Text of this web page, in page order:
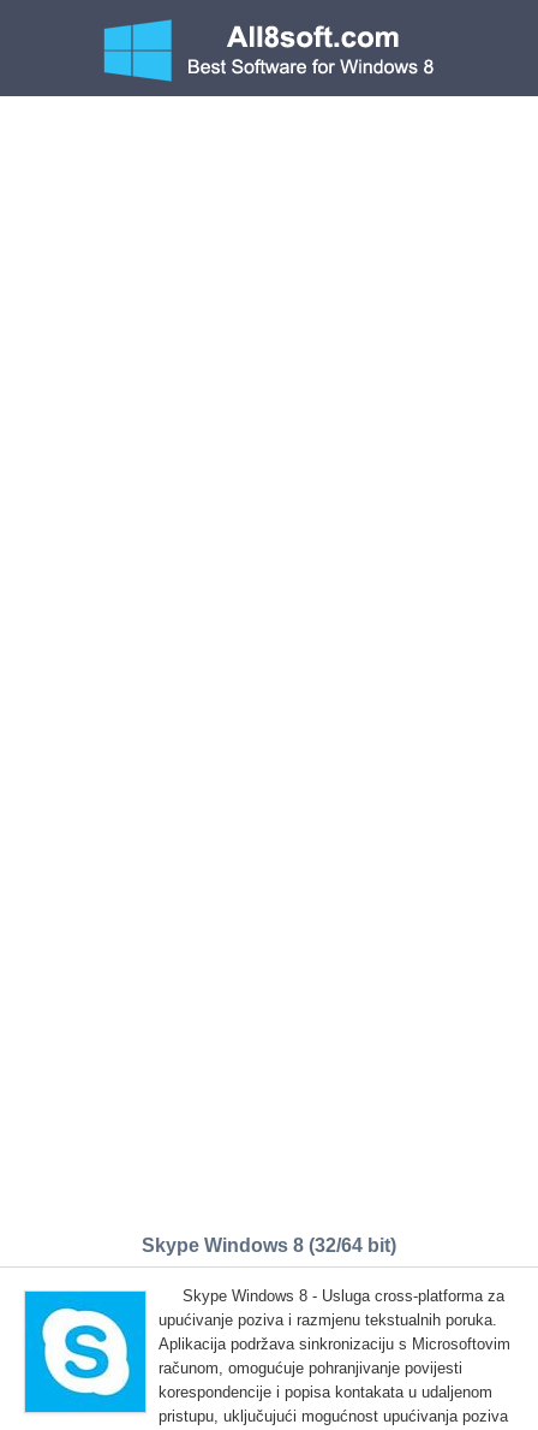
Skype Windows 8 (32/64 bit)
Skype Windows 8 - Usluga cross-platforma za
upućivanje poziva i razmjenu tekstualnih poruka.
Aplikacija podržava sinkronizaciju s Microsoftovim
računom, omogućuje pohranjivanje povijesti
korespondencije i popisa kontakata u udaljenom
pristupu, uključujući mogućnost upućivanja poziva